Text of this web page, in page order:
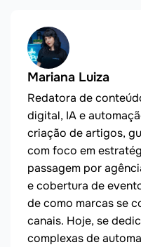
Mariana Luiza
Redatora de
digital, IA e
criação de artigos,
com foco em
passagem por
e cobertura de
de como marcas se
canais. Hoje, se
complexas de